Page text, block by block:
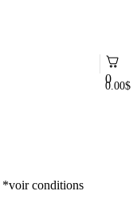
0
0.00$
*voir conditions